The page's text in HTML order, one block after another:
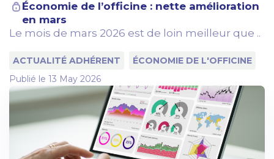
Économie de l’officine : nette amélioration
en mars
Le mois de mars 2026 est de loin meilleur que ..
ACTUALITÉ ADHÉRENT
ÉCONOMIE DE L'OFFICINE
Publié le 13 May 2026